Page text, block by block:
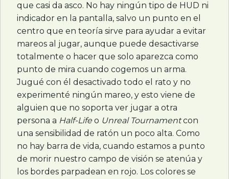
que casi da asco. No hay ningún tipo de HUD ni
indicador en la pantalla, salvo un punto en el
centro que en teoría sirve para ayudar a evitar
mareos al jugar, aunque puede desactivarse
totalmente o hacer que solo aparezca como
punto de mira cuando cogemos un arma.
Jugué con él desactivado todo el rato y no
experimenté ningún mareo, y esto viene de
alguien que no soporta ver jugar a otra
persona a Half-Life o Unreal Tournamentcon
una sensibilidad de ratón un poco alta. Como
no hay barra de vida, cuando estamos a punto
de morir nuestro campo de visión se atenúa y
los bordes parpadean en rojo. Los colores se